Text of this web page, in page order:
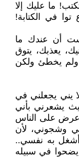
ما عليك إلا
في الكتابة!
أن عندك ما
يعذبك، يتوق
ولم يخطئ ولكن
يني يجعلني في
يشعرني بأني
على الناس
وشجوني، لأن
أشغل به نفسي..
في سبيله